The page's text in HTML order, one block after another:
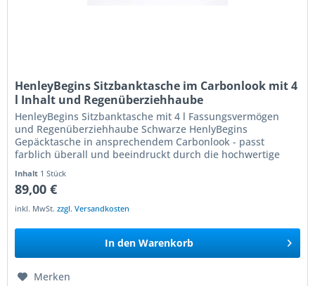
HenleyBegins Sitzbanktasche im Carbonlook mit 4
l Inhalt und Regenüberziehhaube
HenleyBegins Sitzbanktasche mit 4 l Fassungsvermögen
und Regenüberziehhaube Schwarze HenlyBegins
Gepäcktasche in ansprechendem Carbonlook - passt
farblich überall und beeindruckt durch die hochwertige
Inhalt 1 Stück
89,00 €
inkl. MwSt.zzgl. Versandkosten
In den Warenkorb
Merken